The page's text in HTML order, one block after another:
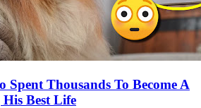
Spent Thousands To Become A
Best Life